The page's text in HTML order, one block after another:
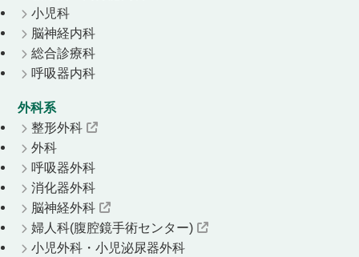
小児科
脳神経内科
総合診療科
呼吸器内科
外科系
整形外科
外科
呼吸器外科
消化器外科
脳神経外科
婦人科(腹腔鏡手術センター)
小児外科・小児泌尿器外科